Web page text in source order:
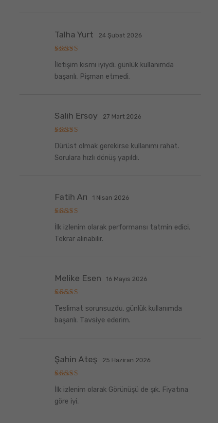
üzerinden
5
oy aldı
Talha Yurt 24 Şubat 2026
İletişim kısmı iyiydi. günlük kullanımda
başarılı. Pişman etmedi.
üzerinden
5
oy aldı
Salih Ersoy 27 Mart 2026
Dürüst olmak gerekirse kullanımı rahat.
Sorulara hızlı dönüş yapıldı.
üzerinden
5 oy aldı
Fatih Arı 1 Nisan 2026
İlk izlenim olarak performansı tatmin edici.
Tekrar alınabilir.
üzerinden
5
oy aldı
Melike Esen 16 Mayıs 2026
Teslimat sorunsuzdu. günlük kullanımda
başarılı. Tavsiye ederim.
üzerinden
oy aldı
Şahin Ateş 25 Haziran 2026
İlk izlenim olarak Görünüşü de şık. Fiyatına
göre iyi.